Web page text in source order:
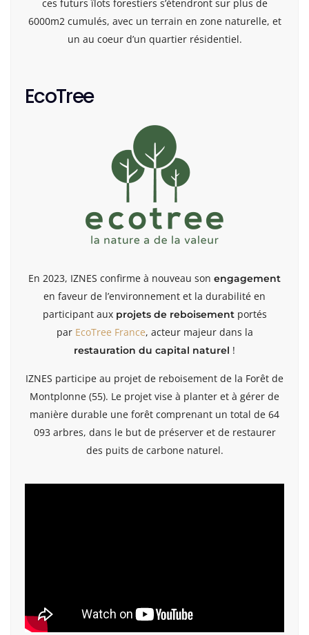
ces futurs îlots forestiers s’étendront sur plus de
6000m2 cumulés, avec un terrain en zone naturelle, et
un au coeur d’un quartier résidentiel.
EcoTree
En 2023, IZNES confirme à nouveau son engagement
en faveur de l’environnement et la durabilité en
participant aux projets de reboisementportés
par EcoTree France, acteur majeur dans la
restauration du capital naturel !
IZNES participe au projet de reboisement de la Forêt de
Montplonne (55). Le projet vise à planter et à gérer de
manière durable une forêt comprenant un total de 64
093 arbres, dans le but de préserver et de restaurer
des puits de carbone naturel.